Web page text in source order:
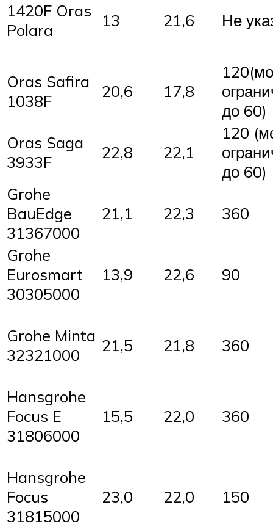
1420F Oras
Polara
13 21,6 Не
Oras Safira
1038F
20,6 17,8
до 60)
Oras Saga
3933F
22,8 22,1
120
до 60)
Grohe
BauEdge
31367000
21,1 22,3 360
Grohe
Eurosmart
30305000
13,9 22,6 90
Grohe Minta
32321000
21,5 21,8 360
Hansgrohe
Focus E
31806000
15,5 22,0 360
Hansgrohe
Focus
31815000
23,0 22,0 150